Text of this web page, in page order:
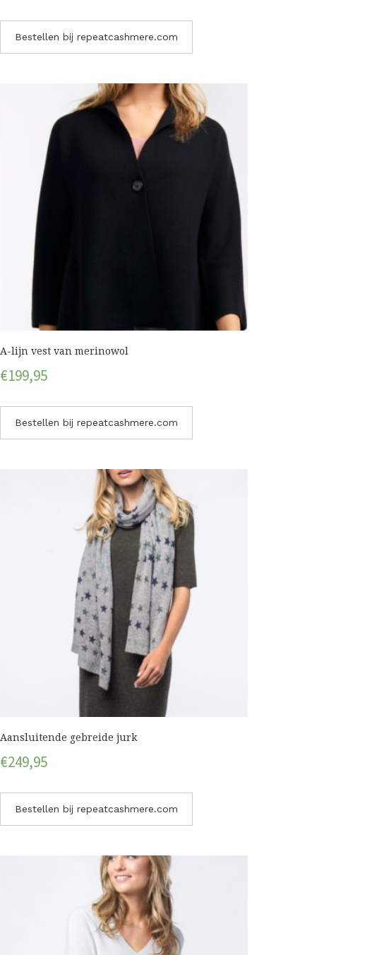
Bestellen bij repeatcashmere.com
A-lijn vest van merinowol
€199,95
Bestellen bij repeatcashmere.com
Aansluitende gebreide jurk
€249,95
Bestellen bij repeatcashmere.com